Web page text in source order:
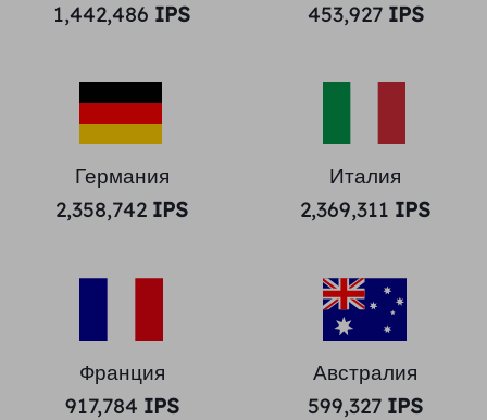
1,442,486 IPS
453,927IPS
Германия
2,358,742 IPS
Италия
2,369,311 IPS
Франция
917,784 IPS
Австралия
599,327 IPS